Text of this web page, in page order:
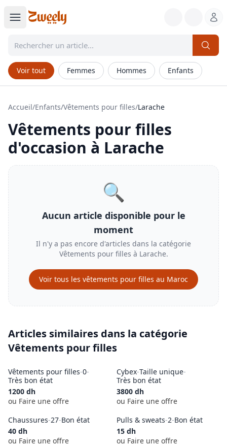
Voir tout Femmes Hommes Enfants
Accueil/Enfants/Vêtements pour filles/Larache
Vêtements pour filles
d'occasion à Larache
🔍
Aucun article disponible pour le
moment
Il n'y a pas encore d'articles dans la catégorie
Vêtements pour filles à Larache.
Voir tous les vêtements pour filles au Maroc
Articles similaires dans la catégorie
Vêtements pour filles
Vêtements pour filles-0-
Très bon état
1200 dh
ou Faire une offre
Cybex-Taille unique-
Très bon état
3800 dh
ou Faire une offre
Chaussures-27-Bon état
40 dh
ou Faire une offre
Pulls & sweats-2-Bon état
15 dh
ou Faire une offre